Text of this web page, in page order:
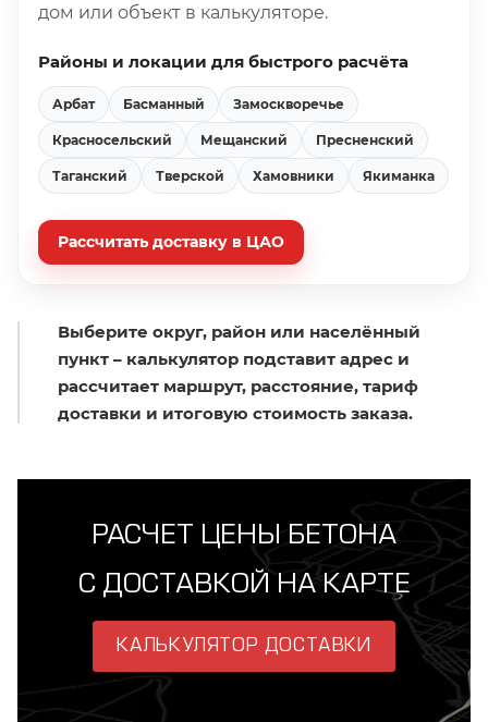
дом или объект в калькуляторе.
Районы и локации для быстрого расчёта
Арбат Басманный Замоскворечье
Красносельский Мещанский Пресненский
Таганский Тверской Хамовники Якиманка
Рассчитать доставку в ЦАО
Выберите округ, район или населённый
пункт – калькулятор подставит адрес и
рассчитает маршрут, расстояние, тариф
доставки и итоговую стоимость заказа.
РАСЧЕТ ЦЕНЫ БЕТОНА
С ДОСТАВКОЙ НА КАРТЕ
КАЛЬКУЛЯТОР ДОСТАВКИ